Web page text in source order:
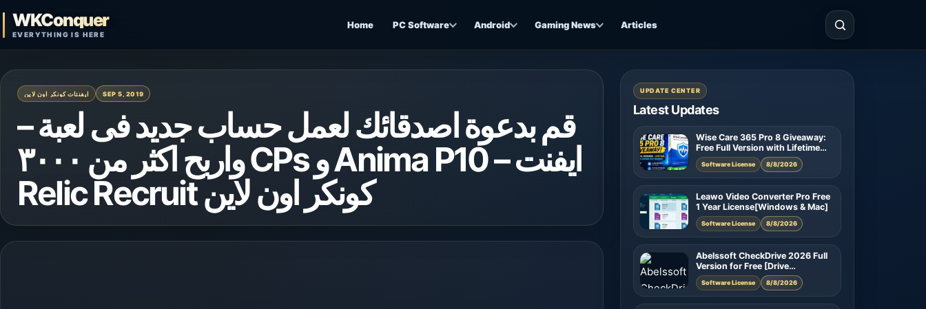
WKConquer
EVERYTHING IS HERE
Home PC Software Android Gaming News Articles
Open search
ايفنتات كونكر اون لاين SEP 5, 2019
قم بدعوة اصدقائك لعمل حساب جديد فى لعبة –
واربح اكثر من ٣٠٠٠ CPs و Anima P10 – ايفنت
Relic Recruit كونكر اون لاين
UPDATE CENTER
Latest Updates
Wise Care 365 Pro 8 Giveaway:
Free Full Version with Lifetime
License
Software License 8/8/2026
Leawo Video Converter Pro Free
1 Year License[Windows & Mac]
Software License 8/8/2026
Abelssoft CheckDrive 2026 Full
Version for Free [Drive
Diagnostic Software]
Software License 8/8/2026